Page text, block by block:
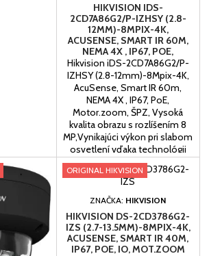
HIKVISION IDS-
2CD7A86G2/P-IZHSY (2.8-
12MM)-8MPIX-4K,
ACUSENSE, SMART IR 60M,
NEMA 4X , IP67, POE,
MOTOR.ZOOM, ŠPZ
Hikvision iDS-2CD7A86G2/P-
IZHSY (2.8-12mm)-8Mpix-4K,
AcuSense, Smart IR 60m,
NEMA 4X , IP67, PoE,
Motor.zoom, ŠPZ, Vysoká
kvalita obrazu s rozlíšením 8
MP,Vynikajúci výkon pri slabom
osvetlení vďaka technológii
DarkFighter 2.0,Čistý obraz aj
pri silnom protisvetle vďaka
technológii 140 dB
AWDR,Efektívna kompresná
technológia H.265+ na úsporu
šírky pásma a...
ORIGINAL HIKVISION
ZNAČKA: HIKVISION
HIKVISION DS-2CD3786G2-
IZS (2.7-13.5MM)-8MPIX-4K,
ACUSENSE, SMART IR 40M,
IP67, POE, IO, MOT.ZOOM